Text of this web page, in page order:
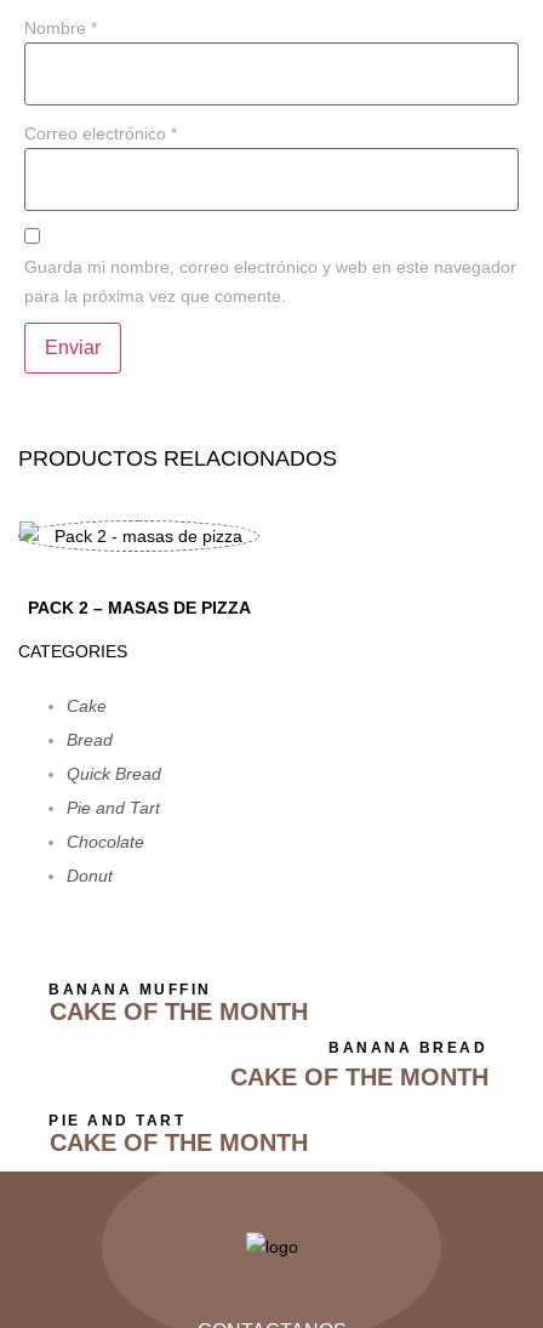
Nombre *
Correo electrónico *
Guarda mi nombre, correo electrónico y web en este navegador
para la próxima vez que comente.
PRODUCTOS RELACIONADOS
PACK 2 – MASAS DE PIZZA
CATEGORIES
Cake
Bread
Quick Bread
Pie and Tart
Chocolate
Donut
BANANA MUFFIN
CAKE OF THE MONTH
BANANA BREAD
CAKE OF THE MONTH
PIE AND TART
CAKE OF THE MONTH